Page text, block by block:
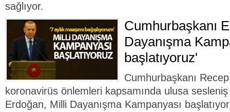
sağlıyor.
Cumhurbaşkanı
Dayanışma
başlatıyoruz'
Cumhurbaşkanı
koronavirüs önlemleri kapsamında ulusa sesleniş
Erdoğan, Milli Dayanışma Kampanyası